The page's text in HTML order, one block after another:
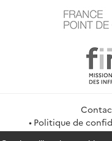
Politique de
Gestion